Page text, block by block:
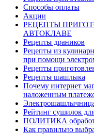
Способы оплаты
Акции
РЕЦЕПТЫ
АВТОКЛАВЕ
Рецепты драников
Рецепты из
при помощи
Рецепты
Рецепты шашлыка
Почему интернет
наложенным
Рейтинг сушилок
ПОЛИТИКА
Как правильно